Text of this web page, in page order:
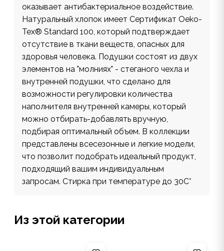
оказывает антибактериальное воздействие.
Натуральный хлопок имеет Сертификат Oeko-
Tex® Standard 100, который подтверждает
отсутствие в ткани веществ, опасных для
здоровья человека. Подушки состоят из двух
элементов на "молниях" - стеганого чехла и
внутренней подушки, что сделано для
возможности регулировки количества
наполнителя внутренней камеры, который
можно отбирать-добавлять вручную,
подбирая оптимальный объем. В коллекции
представлены всесезонные и легкие модели,
что позволит подобрать идеальный продукт,
подходящий вашим индивидуальным
запросам. Стирка при температуре до 30С°
Из этой категории